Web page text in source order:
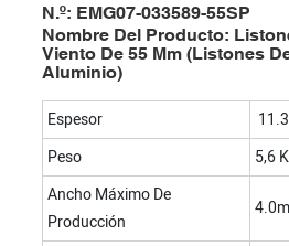
N.º: EMG07-033589-55SP
Nombre Del Producto:
Viento De 55 Mm (listones
Aluminio)
Espesor
Peso
5,6
Ancho Máximo De
Producción